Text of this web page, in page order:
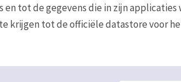
tot de gegevens die in zijn
krijgen tot de officiële datastore voor